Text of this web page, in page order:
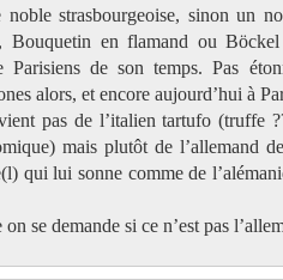
strasbourgeoise, sinon un
en flamand ou
Parisiens de son temps. Pas
alors, et encore aujourd’hui à
pas de l’italien tartufo (truffe
mais plutôt de l’allemand
qui lui sonne comme de
se demande si ce n’est pas